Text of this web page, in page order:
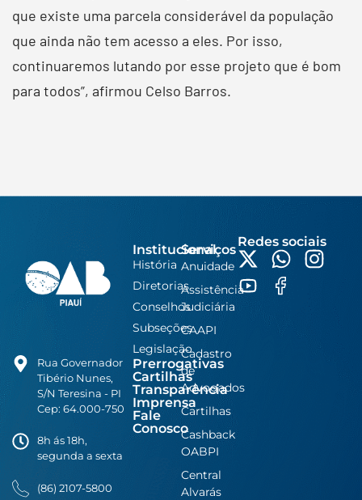
que existe uma parcela considerável da população
que ainda não tem acesso a eles. Por isso,
continuaremos lutando por esse projeto que é bom
para todos”, afirmou Celso Barros.
Rua Governador
Tibério Nunes,
S/N Teresina - PI
Cep: 64.000-750
8h ás 18h,
segunda a sexta
(86) 2107-5800
Institucional
História
Diretorias
Conselhos
Subseções
Legislação
Prerrogativas
Cartilhas
Transparência
Imprensa
Fale
Conosco
Serviços
Anuidade
Assistência
Judiciária
CAAPI
Cadastro
de
Advogados
Cartilhas
Cashback
OABPI
Central
Alvarás
Redes sociais